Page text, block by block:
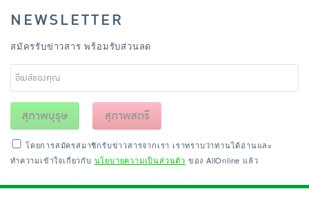
NEWSLETTER
สมัครรับข่าวสาร พร้อมรับส่วนลด
สุภาพบุรุษ สุภาพสตรี
โดยการสมัครสมาชิกรับข่าวสารจากเรา เราทราบว่าท่านได้อ่านและ
ทำความเข้าใจเกี่ยวกับ นโยบายความเป็นส่วนตัว ของ AllOnline แล้ว